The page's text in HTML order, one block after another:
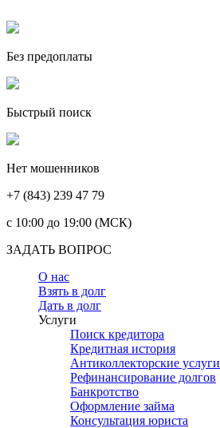
Без предоплаты
Быстрый поиск
Нет мошенников
+7 (843) 239 47 79
c 10:00 до 19:00 (МСК)
ЗАДАТЬ ВОПРОС
О нас
Взять в долг
Дать в долг
Услуги
Поиск кредитора
Кредитная история
Антиколлекторские услуги
Рефинансирование долгов
Банкротство
Оформление займа
Консультация юриста